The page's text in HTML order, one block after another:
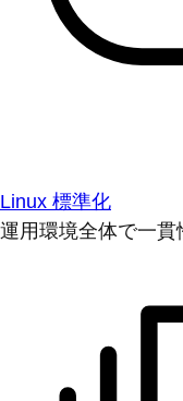
Linux 標準化
運用環境全体で一貫